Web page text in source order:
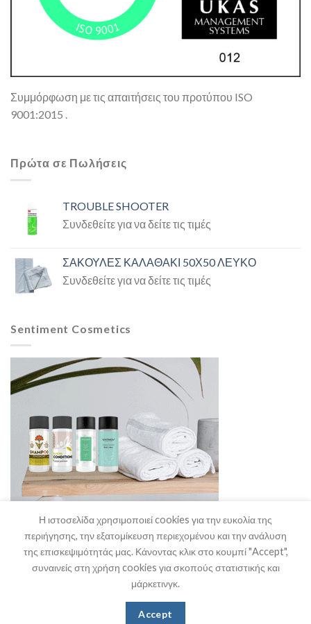
Συμμόρφωση με τις απαιτήσεις του προτύπου ISO
9001:2015 .
Πρώτα σε Πωλήσεις
TROUBLE SHOOTER
Συνδεθείτε για να δείτε τις τιμές
ΣΑΚΟΥΛΕΣ ΚΑΛΑΘΑΚΙ 50Χ50 ΛΕΥΚΟ
Συνδεθείτε για να δείτε τις τιμές
Sentiment Cosmetics
Stefanakis HO.RE.CA. Supplies
Η ιστοσελίδα χρησιμοποιεί cookies για την ευκολία της
περιήγησης, την εξατομίκευση περιεχομένου και την ανάλυση
της επισκεψιμότητάς μας. Κάνοντας κλικ στο κουμπί "Accept",
συναινείς στη χρήση cookies για σκοπούς στατιστικής και
μάρκετινγκ.
Accept